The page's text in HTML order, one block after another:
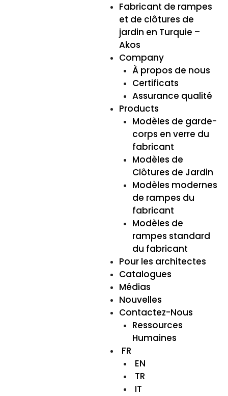
Fabricant de rampes
et de clôtures de
jardin en Turquie –
Akos
Company
À propos de nous
Certificats
Assurance qualité
Products
Modèles de garde-
corps en verre du
fabricant
Modèles de
Clôtures de Jardin
Modèles modernes
de rampes du
fabricant
Modèles de
rampes standard
du fabricant
Pour les architectes
Catalogues
Médias
Nouvelles
Contactez-Nous
Ressources
Humaines
FR
EN
TR
IT